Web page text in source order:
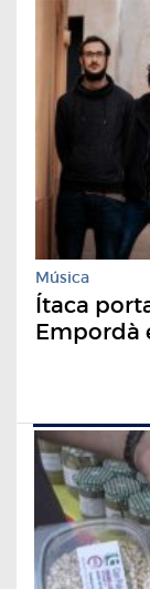
Música
Ítaca
Empordà